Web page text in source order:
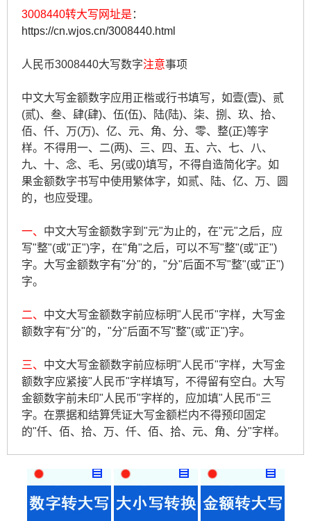
3008440转大写网址是 ：
https://cn.wjos.cn/3008440.html
人民币3008440大写数字注意事项
中文大写金额数字应用正楷或行书填写，如壹(壹)、贰
(贰)、叁、肆(肆)、伍(伍)、陆(陆)、柒、捌、玖、拾、
佰、仟、万(万)、亿、元、角、分、零、整(正)等字
样。不得用一、二(两)、三、四、五、六、七、八、
九、十、念、毛、另(或0)填写，不得自造简化字。如
果金额数字书写中使用繁体字，如贰、陆、亿、万、圆
的，也应受理。
一、 中文大写金额数字到"元"为止的，在"元"之后，应
写"整"(或"正")字，在"角"之后，可以不写"整"(或"正")
字。大写金额数字有"分"的，"分"后面不写"整"(或"正")
字。
二、 中文大写金额数字前应标明"人民币"字样，大写金
额数字有"分"的，"分"后面不写"整"(或"正")字。
三、 中文大写金额数字前应标明"人民币"字样，大写金
额数字应紧接"人民币"字样填写，不得留有空白。大写
金额数字前未印"人民币"字样的，应加填"人民币"三
字。在票据和结算凭证大写金额栏内不得预印固定
的"仟、佰、拾、万、仟、佰、拾、元、角、分"字样。